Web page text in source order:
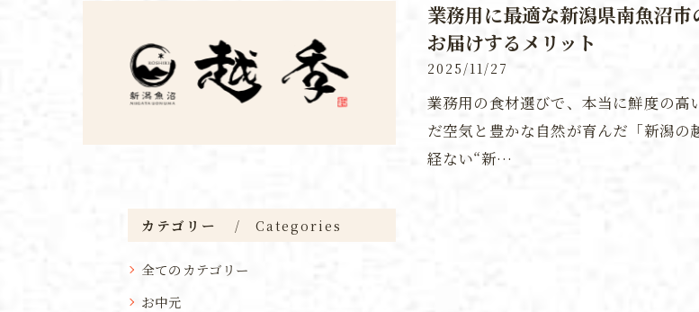
業務用に最適な新潟県南魚沼
お届けするメリット
2025/11/27
業務用の食材選びで、本当に鮮度の
だ空気と豊かな自然が育んだ「新潟
経ない“新…
カテゴリー Categories
全てのカテゴリー
お中元